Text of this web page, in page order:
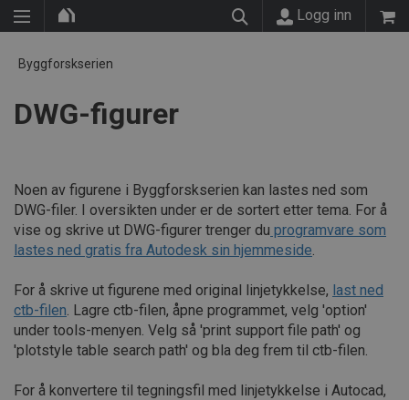
Logg inn
Byggforskserien
DWG-figurer
Noen av figurene i Byggforskserien kan lastes ned som
DWG-filer. I oversikten under er de sortert etter tema. For å
vise og skrive ut DWG-figurer trenger du programvare som
lastes ned gratis fra Autodesk sin hjemmeside.
For å skrive ut figurene med original linjetykkelse, last ned
ctb-filen. Lagre ctb-filen, åpne programmet, velg 'option'
under tools-menyen. Velg så 'print support file path' og
'plotstyle table search path' og bla deg frem til ctb-filen.
For å konvertere til tegningsfil med linjetykkelse i Autocad,